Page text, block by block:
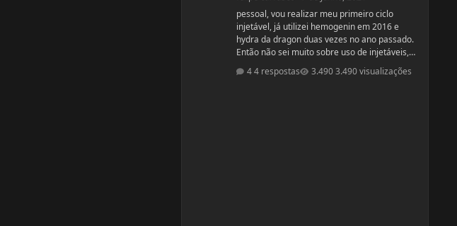
pessoal, vou realizar meu primeiro ciclo
injetável, já utilizei hemogenin em 2016 e
hydra da dragon duas vezes no ano passado.
Então não sei muito sobre uso de injetáveis,
gostaria de opiniões de vcs e ajudas tbm são
bem vindas estava procurando e achei esse
4 respostas 3.490 visualizações